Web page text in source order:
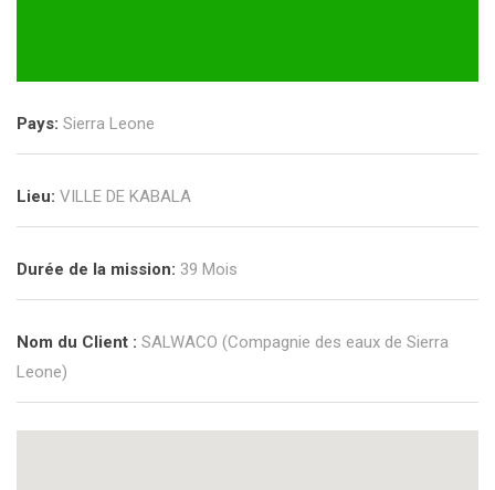
Pays: Sierra Leone
Lieu: VILLE DE KABALA
Durée de la mission: 39 Mois
Nom du Client : SALWACO (Compagnie des eaux de Sierra
Leone)